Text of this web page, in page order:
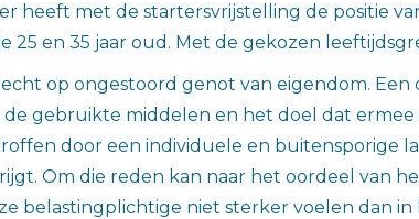
heeft met de startersvrijstelling de positie
25 en 35 jaar oud. Met de gekozen
op ongestoord genot van eigendom.
gebruikte middelen en het doel dat
door een individuele en buitensporige
Om die reden kan naar het oordeel van
belastingplichtige niet sterker voelen dan